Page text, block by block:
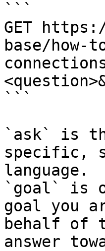
```
GET
base/
```
`ask` is
specific,
language.
`goal` is
goal you
behalf of
answer